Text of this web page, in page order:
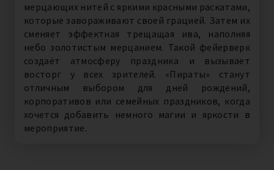
мерцающих нитей с яркими красными раскатами,
которые завораживают своей грацией. Затем их
сменяет эффектная трещащая ива, наполняя
небо золотистым мерцанием. Такой фейерверк
создаёт атмосферу праздника и вызывает
восторг у всех зрителей. «Пираты» станут
отличным выбором для дней рождений,
корпоративов или семейных праздников, когда
хочется добавить немного магии и яркости в
мероприятие.